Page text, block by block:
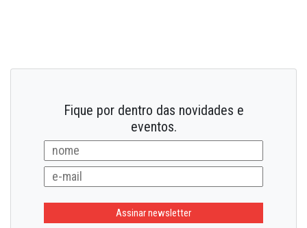
Fique por dentro das novidades e
eventos.